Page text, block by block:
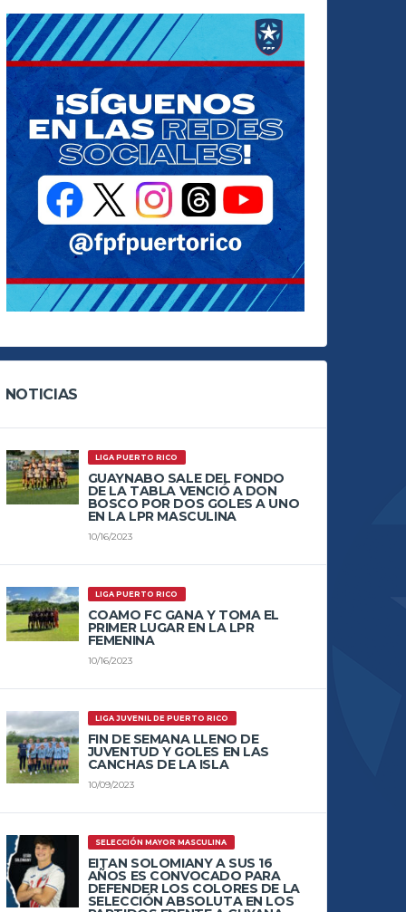
NOTICIAS
LIGA PUERTO RICO
GUAYNABO SALE DEL FONDO
DE LA TABLA VENCIÓ A DON
BOSCO POR DOS GOLES A UNO
EN LA LPR MASCULINA
10/16/2023
LIGA PUERTO RICO
COAMO FC GANA Y TOMA EL
PRIMER LUGAR EN LA LPR
FEMENINA
10/16/2023
LIGA JUVENIL DE PUERTO RICO
FIN DE SEMANA LLENO DE
JUVENTUD Y GOLES EN LAS
CANCHAS DE LA ISLA
10/09/2023
SELECCIÓN MAYOR MASCULINA
EITAN SOLOMIANY A SUS 16
AÑOS ES CONVOCADO PARA
DEFENDER LOS COLORES DE LA
SELECCIÓN ABSOLUTA EN LOS